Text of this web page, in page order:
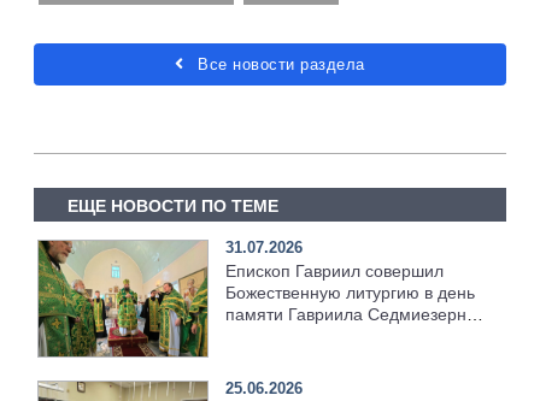
Все новости раздела
ЕЩЕ НОВОСТИ ПО ТЕМЕ
31.07.2026
Епископ Гавриил совершил
Божественную литургию в день
памяти Гавриила Седмиезерного
25.06.2026